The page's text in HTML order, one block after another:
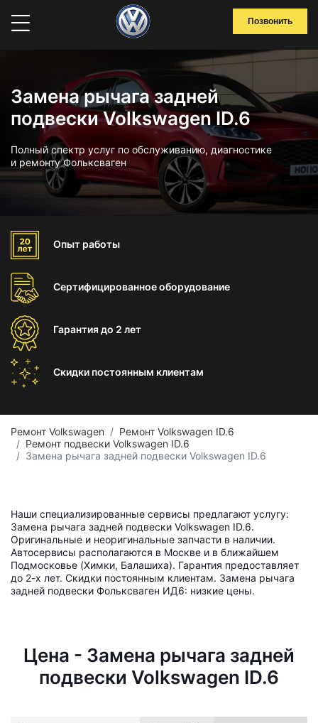
Позвонить
Замена рычага задней
подвески Volkswagen ID.6
Полный спектр услуг по обслуживанию, диагностике
и ремонту Фольксваген
Опыт работы
Сертифицированноеоборудование
Гарантиядо 2 лет
Скидки постоянным клиентам
Ремонт Volkswagen
Ремонт Volkswagen ID.6
Ремонт подвески Volkswagen ID.6
Замена рычага задней подвески Volkswagen ID.6
Наши специализированные сервисы предлагают услугу:
Замена рычага задней подвески Volkswagen ID.6.
Оригинальные и неоригинальные запчасти в наличии.
Автосервисы располагаются в Москве и в ближайшем
Подмосковье (Химки, Балашиха). Гарантия предоставляет
до 2-х лет. Скидки постоянным клиентам. Замена рычага
задней подвески Фольксваген ИД6: низкие цены.
Цена - Замена рычага задней
подвески Volkswagen ID.6